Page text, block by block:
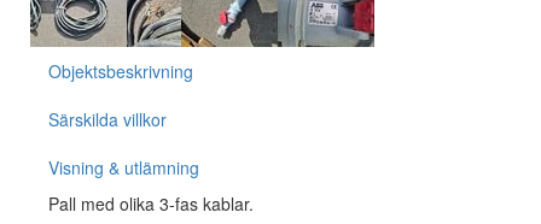
Objektsbeskrivning
Särskilda villkor
Visning & utlämning
Pall med olika 3-fas kablar.